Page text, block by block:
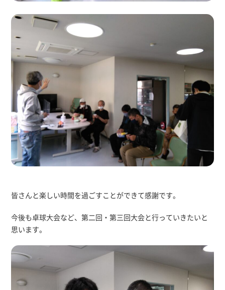
皆さんと楽しい時間を過ごすことができて感謝です。
今後も卓球大会など、第二回・第三回大会と行っていきたいと
思います。